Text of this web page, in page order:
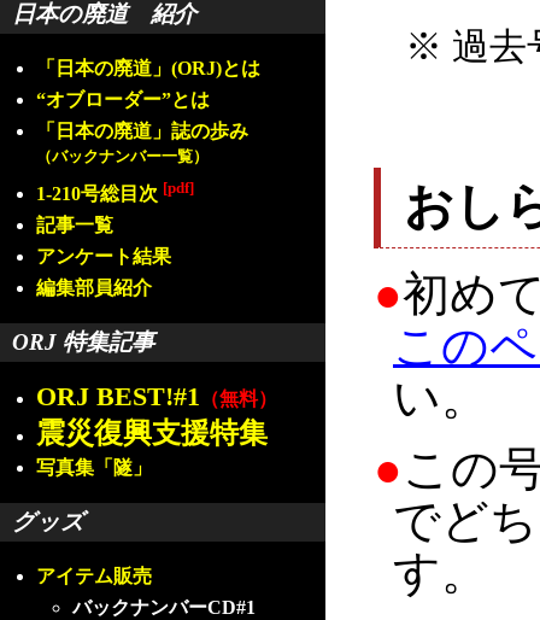
日本の廃道 紹介
「日本の廃道」(ORJ)とは
“オブローダー”とは
「日本の廃道」誌の歩み
（バックナンバー一覧）
1-210号総目次 [pdf]
記事一覧
アンケート結果
編集部員紹介
ORJ 特集記事
ORJ BEST!#1 （無料）
震災復興支援特集
写真集「隧」
グッズ
アイテム販売
バックナンバーCD#1
※ 過去
おし
●初め
この
い。
●この
でど
す。